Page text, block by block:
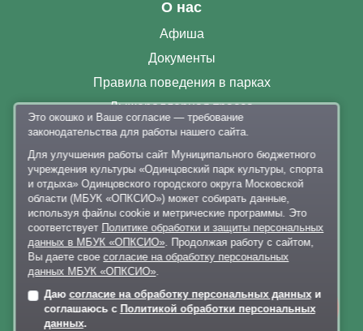
О нас
Афиша
Документы
Правила поведения в парках
Лыжероллерная трасса
Раздевалки
Парковка
Контакты
+7 926 341-20-63
+7 926 341-20-82
delo@lazytina-park.ru
Политика обработки персональных данных
Онлайн-
запись
Это окошко и Ваше согласие — требование
законодательства для работы нашего сайта.
Для улучшения работы сайт Муниципального бюджетного
учреждения культуры «Одинцовский парк культуры, спорта
и отдыха» Одинцовского городского округа Московской
области (МБУК «ОПКСИО») может собирать данные,
используя файлы cookie и метрические программы. Это
соответствует Политике обработки и защиты персональных
данных в МБУК «ОПКСИО». Продолжая работу с сайтом,
Вы даете своесогласие на обработку персональных
данных МБУК «ОПКСИО».
Даю согласие на обработку персональных данныхи
соглашаюсь с Политикой обработки персональных
данных.